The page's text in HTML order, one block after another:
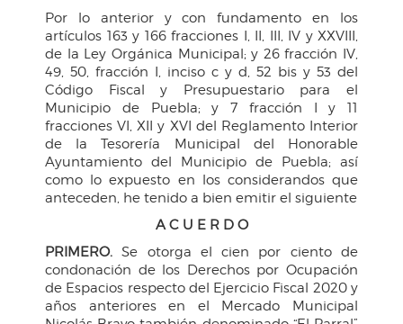
Por lo anterior y con fundamento en los
artículos 163 y 166 fracciones I, II, III, IV y XXVIII,
de la Ley Orgánica Municipal; y 26 fracción IV,
49, 50, fracción I, inciso c y d, 52 bis y 53 del
Código Fiscal y Presupuestario para el
Municipio de Puebla; y 7 fracción I y 11
fracciones VI, XII y XVI del Reglamento Interior
de la Tesorería Municipal del Honorable
Ayuntamiento del Municipio de Puebla; así
como lo expuesto en los considerandos que
anteceden, he tenido a bien emitir el siguiente
A C U E R D O
PRIMERO. Se otorga el cien por ciento de
condonación de los Derechos por Ocupación
de Espacios respecto del Ejercicio Fiscal 2020 y
años anteriores en el Mercado Municipal